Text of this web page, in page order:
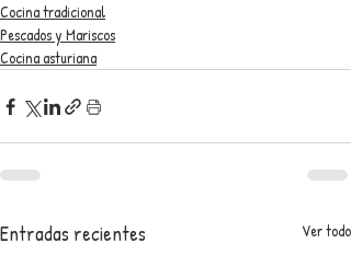
Cocina tradicional
Pescados y Mariscos
Cocina asturiana
Entradas recientes Ver todo